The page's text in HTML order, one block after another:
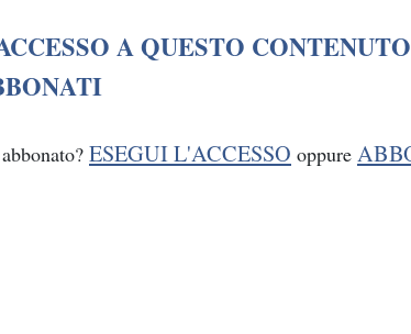
A QUESTO
ESEGUI L'ACCESSO oppure